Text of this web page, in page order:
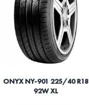
ONYX NY-901 225/40 R18
92W XL